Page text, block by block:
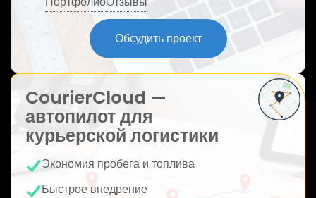
Обсудить проект
CourierCloud —
автопилот для
курьерской логистики
Экономия пробега и топлива
Быстрое внедрение